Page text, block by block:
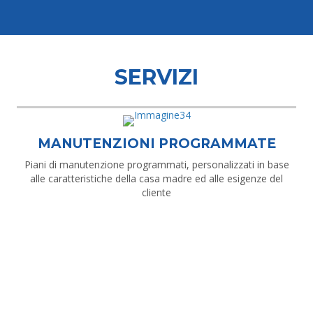
SERVIZI
MANUTENZIONI PROGRAMMATE
Piani di manutenzione programmati, personalizzati in base
alle caratteristiche della casa madre ed alle esigenze del
cliente